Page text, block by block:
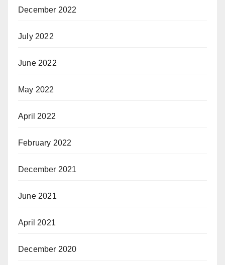
December 2022
July 2022
June 2022
May 2022
April 2022
February 2022
December 2021
June 2021
April 2021
December 2020